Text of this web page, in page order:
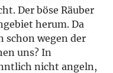
Der böse Räuber
herum. Da
schon wegen der
uns? In
nicht angeln,